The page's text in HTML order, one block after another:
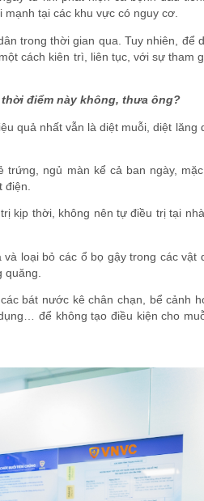
tại các khu vực có nguy cơ.
trong thời gian qua. Tuy nhiên, để
cách kiên trì, liên tục, với sự tham
điểm này không, thưa ông?
quả nhất vẫn là diệt muỗi, diệt lăng
ngủ màn kể cả ban ngày,
kịp thời, không nên tự điều trị tại
loại bỏ các ổ bọ gậy trong các vật
bát nước kê chân chạn, bể cảnh
để không tạo điều kiện cho